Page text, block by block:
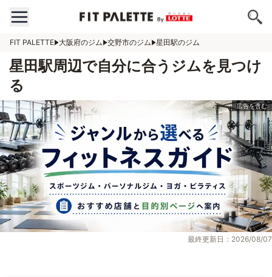
FIT PALETTE 大阪府のジム 交野市のジム 星田駅のジム
星田駅周辺で自分に合うジムを見つけ
る
最終更新日：2026/08/07